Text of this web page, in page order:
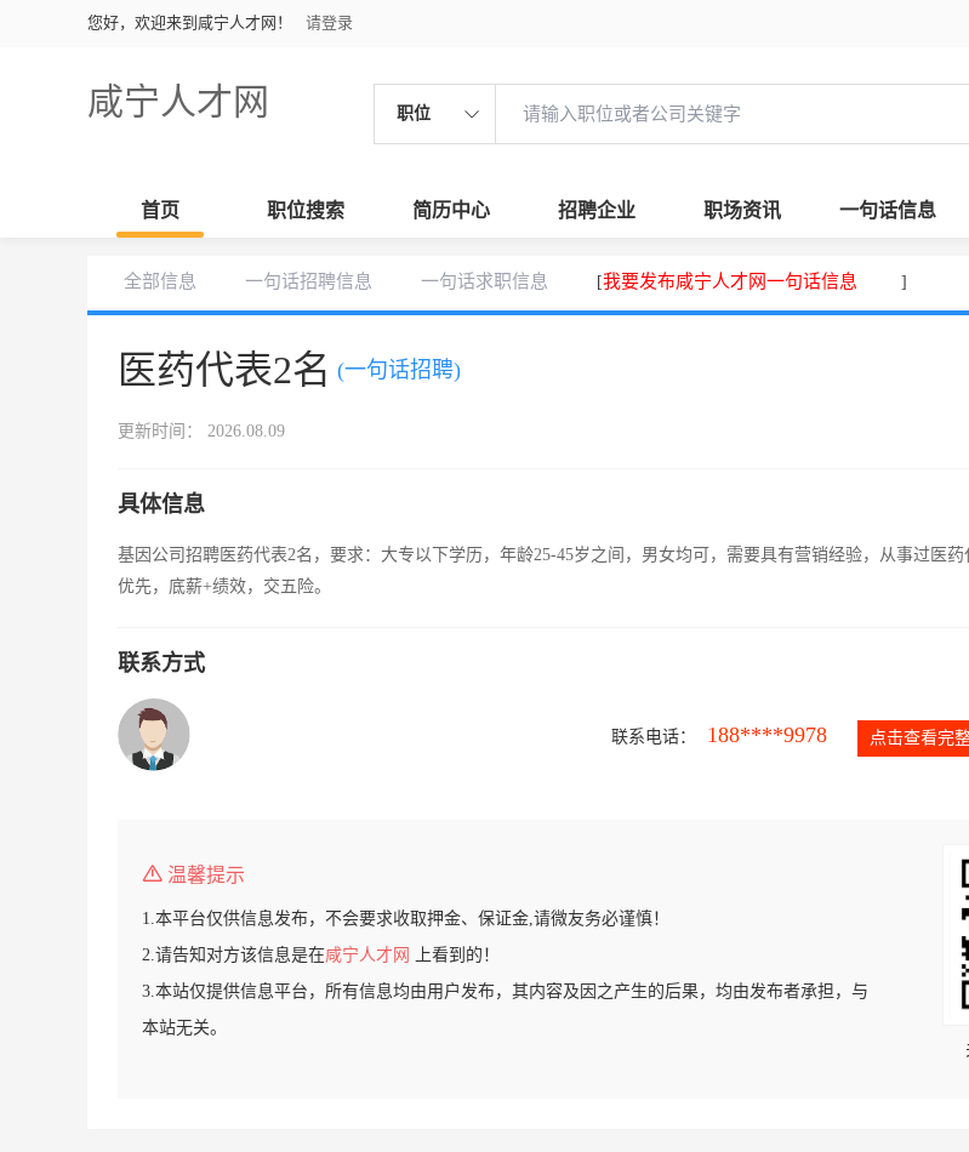
您好，欢迎来到咸宁人才网！ 请登录
咸宁人才网 职位
首页 职位搜索 简历中心 招聘企业 职场资讯 一句话信息
全部信息 一句话招聘信息 一句话求职信息 [我要发布咸宁人才网一句话信息 ]
医药代表2名 (一句话招聘)
更新时间： 2026.08.09
具体信息
基因公司招聘医药代表2名，要求：大专以下学历，年龄25-45岁之间，男女均可，需要具有营销经验，从事过医
优先，底薪+绩效，交五险。
联系方式
联系电话： 188****9978 点击查看完
温馨提示
1.本平台仅供信息发布，不会要求收取押金、保证金,请微友务必谨慎！
2.请告知对方该信息是在咸宁人才网
上看到的！
3.本站仅提供信息平台，所有信息均由用户发布，其内容及因之产生的后果，均由发布者承担，与
本站无关。